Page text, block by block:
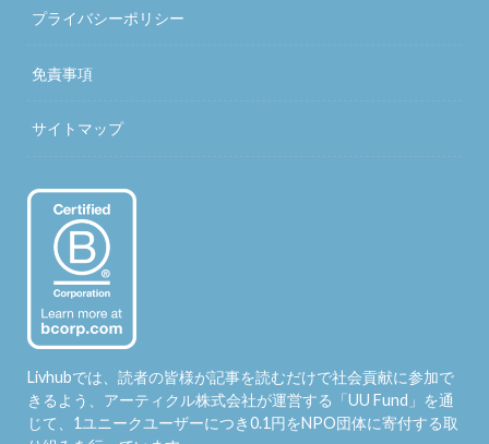
プライバシーポリシー
免責事項
サイトマップ
Livhubでは、読者の皆様が記事を読むだけで社会貢献に参加で
きるよう、アーティクル株式会社が運営する「UU Fund 」を通
じて、1ユニークユーザーにつき0.1円をNPO団体に寄付する取